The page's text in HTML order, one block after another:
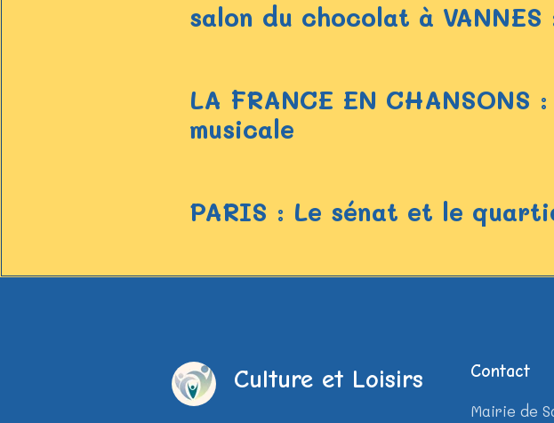
salon du chocolat à
LA FRANCE EN
musicale
PARIS : Le sénat et le
Culture et Loisirs Contact
Mairie de